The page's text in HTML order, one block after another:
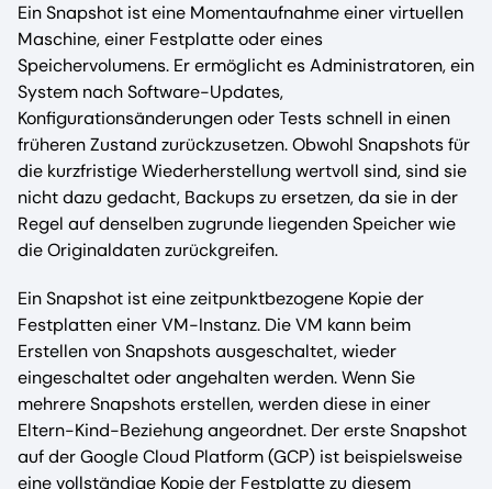
Ein Snapshot ist eine Momentaufnahme einer virtuellen
Maschine, einer Festplatte oder eines
Speichervolumens. Er ermöglicht es Administratoren, ein
System nach Software-Updates,
Konfigurationsänderungen oder Tests schnell in einen
früheren Zustand zurückzusetzen. Obwohl Snapshots für
die kurzfristige Wiederherstellung wertvoll sind, sind sie
nicht dazu gedacht, Backups zu ersetzen, da sie in der
Regel auf denselben zugrunde liegenden Speicher wie
die Originaldaten zurückgreifen.
Ein Snapshot ist eine zeitpunktbezogene Kopie der
Festplatten einer VM-Instanz. Die VM kann beim
Erstellen von Snapshots ausgeschaltet, wieder
eingeschaltet oder angehalten werden. Wenn Sie
mehrere Snapshots erstellen, werden diese in einer
Eltern-Kind-Beziehung angeordnet. Der erste Snapshot
auf der Google Cloud Platform (GCP) ist beispielsweise
eine vollständige Kopie der Festplatte zu diesem